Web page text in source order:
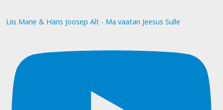
Liis Marie & Hans Joosep Alt - Ma vaatan Jeesus Sulle